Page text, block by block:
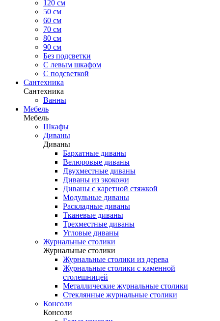
120 см
50 см
60 см
70 см
80 см
90 см
Без подсветки
С левым шкафом
С подсветкой
Сантехника
Сантехника
Ванны
Мебель
Мебель
Шкафы
Диваны
Диваны
Бархатные диваны
Велюровые диваны
Двухместные диваны
Диваны из экокожи
Диваны с каретной стяжкой
Модульные диваны
Раскладные диваны
Тканевые диваны
Трехместные диваны
Угловые диваны
Журнальные столики
Журнальные столики
Журнальные столики из дерева
Журнальные столики с каменной
столешницей
Металлические журнальные столики
Стеклянные журнальные столики
Консоли
Консоли